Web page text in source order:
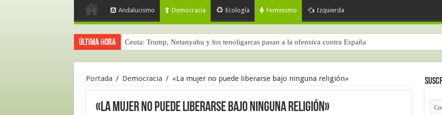
Andalucismo Democracia Ecología Feminismo Izquierda
Última hora Ceuta: Trump, Netanyahu y los tenoligarcas pasan a la ofensiva contra España
Portada / Democracia / «La mujer no puede liberarse bajo ninguna religión»
«La mujer no puede liberarse bajo ninguna religión»